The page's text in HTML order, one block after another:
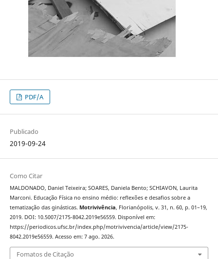
PDF/A
Publicado
2019-09-24
Como Citar
MALDONADO, Daniel Teixeira; SOARES, Daniela Bento; SCHIAVON, Laurita
Marconi. Educação Física no ensino médio: reflexões e desafios sobre a
tematização das ginásticas. Motrivivência, Florianópolis, v. 31, n. 60, p. 01–19,
2019. DOI: 10.5007/2175-8042.2019e56559. Disponível em:
https://periodicos.ufsc.br/index.php/motrivivencia/article/view/2175-
8042.2019e56559. Acesso em: 7 ago. 2026.
Fomatos de Citação